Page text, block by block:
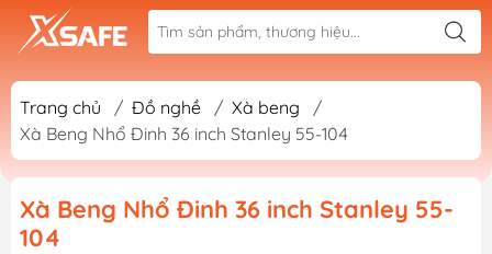
Trang chủ / Đồ nghề / Xà beng
/
Xà Beng Nhổ Đinh 36 inch Stanley 55-104
Xà Beng Nhổ Đinh 36 inch Stanley 55-
104